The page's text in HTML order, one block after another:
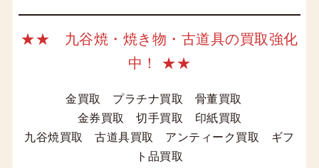
★★ 九谷焼・焼き物・古道具の買取強化
中！ ★★
金買取 プラチナ買取 骨董買取
金券買取 切手買取 印紙買取
九谷焼買取 古道具買取 アンティーク買取 ギフ
ト品買取